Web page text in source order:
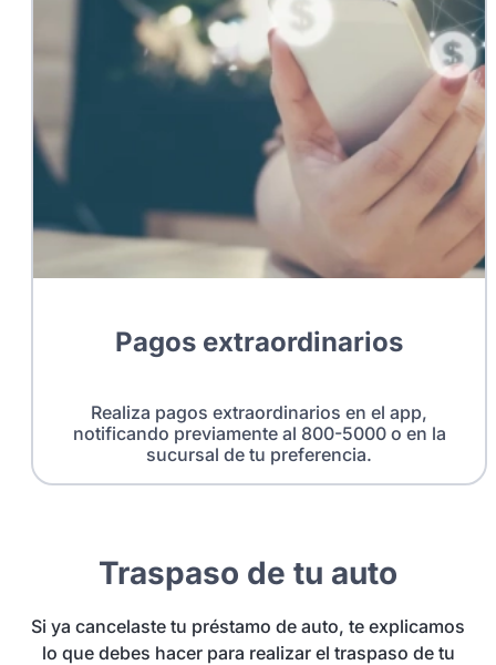
Pagos extraordinarios
Realiza pagos extraordinarios en el app,
notificando previamente al 800-5000 o en la
sucursal de tu preferencia.
Traspaso de tu auto
Si ya cancelaste tu préstamo de auto, te explicamos
lo que debes hacer para realizar el traspaso de tu